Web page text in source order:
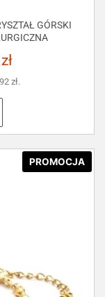
GÓRSKI
zł
zł.
PROMOCJA